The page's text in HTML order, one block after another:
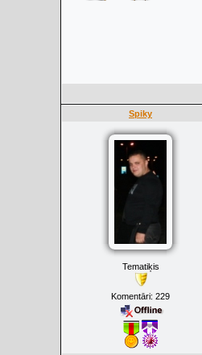
Spiky
Tematiķis
Komentāri: 229